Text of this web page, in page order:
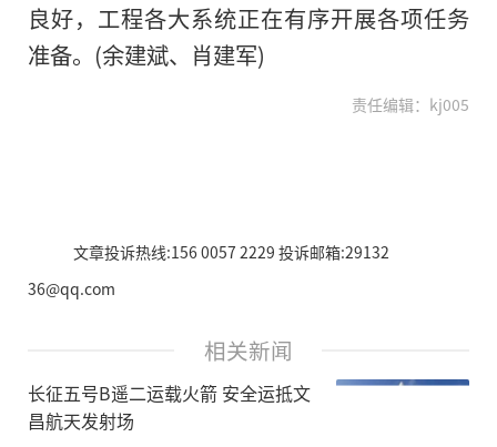
良好，工程各大系统正在有序开展各项任务
准备。(余建斌、肖建军)
责任编辑：kj005
文章投诉热线:156 0057 2229 投诉邮箱:29132
36@qq.com
相关新闻
长征五号B遥二运载火箭 安全运抵文
昌航天发射场